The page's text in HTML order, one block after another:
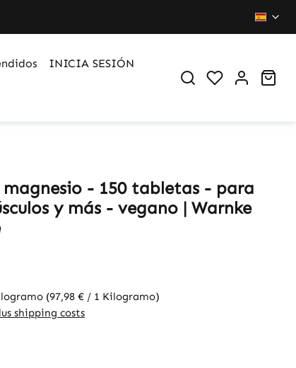
INICIA SESIÓN
You have 0
- 150 tabletas - para
y más - vegano | Warnke
(97,98 € / 1 Kilogramo)
shipping costs
5 out of 5 stars